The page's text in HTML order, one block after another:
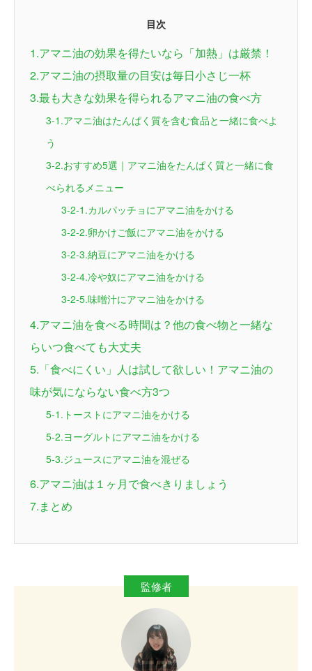
目次
1.アマニ油の効果を得たいなら「加熱」は厳禁！
2.アマニ油の摂取量の目安は毎日小さじ一杯
3.最も大きな効果を得られるアマニ油の食べ方
3-1.アマニ油はたんぱく質を含む食品と一緒に食べよ
う
3-2.おすすめ5選｜アマニ油をたんぱく質と一緒に食
べられるメニュー
3-2-1.カルパッチョにアマニ油をかける
3-2-2.卵かけご飯にアマニ油をかける
3-2-3.納豆にアマニ油をかける
3-2-4.冷や奴にアマニ油をかける
3-2-5.味噌汁にアマニ油をかける
4.アマニ油を食べる時間は？他の食べ物と一緒な
らいつ食べても大丈夫
5.「食べにくい」人は試して欲しい！アマニ油の
味が気にならない食べ方3つ
5-1.トーストにアマニ油をかける
5-2.ヨーグルトにアマニ油をかける
5-3.ジュースにアマニ油を混ぜる
6.アマニ油は１ヶ月で食べきりましょう
7.まとめ